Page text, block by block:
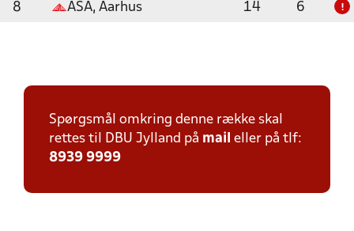
8 ASA, Aarhus 14 6 !
Spørgsmål omkring denne række skal
rettes til DBU Jylland på mail eller på tlf:
8939 9999